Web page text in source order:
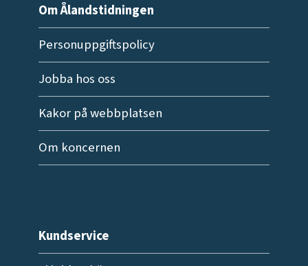
Om Ålandstidningen
Personuppgiftspolicy
Jobba hos oss
Kakor på webbplatsen
Om koncernen
Kundservice